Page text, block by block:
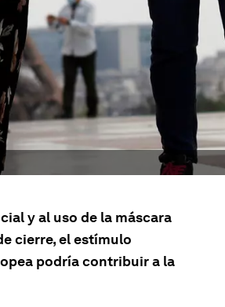
y al uso de la máscara
cierre, el estímulo
podría contribuir a la